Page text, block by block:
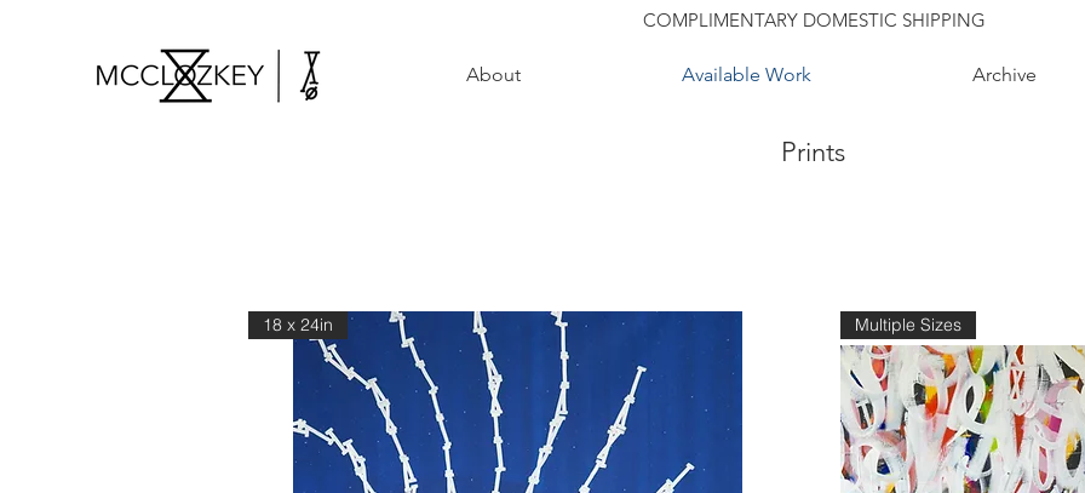
COMPLIMENTARY DOMESTIC SHIPPING
About Available Work Archive
Prints
18 x 24in Multiple Sizes